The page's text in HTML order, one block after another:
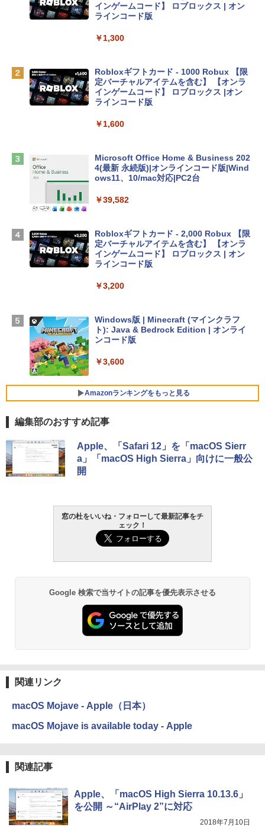
e Intelligenceのために設計、Liquid Ret
inaディスプレイ、8GBユニファイドメモ
eTime HDカメラ、Touch ID - シルバー
tomtoc 360°保護 15.6 16インチ パソコ
ンケース Dell NEC Lavie ASUS HP dyna
Apple 2026 MacBook Air M5チップ搭載
13インチノートブック：AIとApple Intell
スプレイ、16GBユニファイドメモリ、1
D - ミッドナイト
￥278,800
【Amazon.co.jp限定】 HP ノートパソコ
￥129,800
FMV ノートパソコン WE1-K3 (MS 365 P
VWK3E15W_AZ
インゲームコード】 ロブロックス | オン
ラインコード版
￥1,300
Robloxギフトカード - 1000 Robux 【限
定バーチャルアイテムを含む】 【オンラ
インゲームコード】 ロブロックス |オン
ラインコード版
￥1,600
Microsoft Office Home & Business 202
4(最新 永続版)|オンラインコード版|Wind
ows11、10/mac対応|PC2台
￥39,582
Robloxギフトカード - 2,000 Robux 【限
定バーチャルアイテムを含む】 【オンラ
インゲームコード】 ロブロックス | オン
ラインコード版
￥3,200
Windows版 | Minecraft (マインクラフ
ト): Java & Bedrock Edition | オンライ
ンコード版
￥3,600
Amazonランキングをもっと見る
生成AIパスポート公式テキスト 第４版
￥1,766
AIイラスト表現辞典: 思い通りの絵を引き
出す プロンプトの言葉 AI画像生成シリー
ズ (はぴーイラストLabo)
ClaudeCode いちばんやさしい 教科書:
方 マニュアル AI副業にもコンテンツ作成
にもKindle出版にも！ 非エンジニアのた
めのAIコーディング入門シリーズ
￥1,292
￥1,600
Amazon Kindle Paperwhite (16GB) 7イ
ンチディスプレイ、色調調節ライト、12
週間持続バッテリー、広告なし、ブラッ
Amazon Kindle - 目に優しい、かさばら
ない、大きな画面で読みやすい、6週間持
続バッテリー、6インチディスプレイ電子
￥16,980
Kindle Paperwhite シグニチャーエディ
ション (32GB) 7インチディスプレイ、明
ージ、防水、7インチカラーディスプレ
11インチカラーディスプレイ、64GBスト
編集部のおすすめ記事
Apple、「Safari 12」を「macOS Sierr
a」「macOS High Sierra」向けに一般公
開
窓の杜をいいね・フォローして最新記事をチ
ェック！
Google 検索で当サイトの記事を優先表示させる
関連リンク
macOS Mojave - Apple（日本）
macOS Mojave is available today - Apple
関連記事
Apple、「macOS High Sierra 10.13.6」
を公開 ～“AirPlay 2”に対応
2018年7月10日